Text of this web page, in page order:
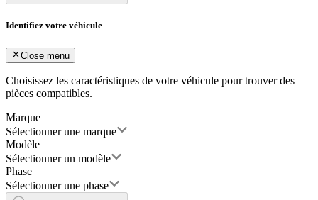
Identifiez votre véhicule
Close menu
Choisissez les caractéristiques de votre véhicule pour trouver des
pièces compatibles.
Marque
Sélectionner une marque
Modèle
Sélectionner un modèle
Phase
Sélectionner une phase